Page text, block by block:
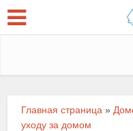
Главная страница »
уходу за домом